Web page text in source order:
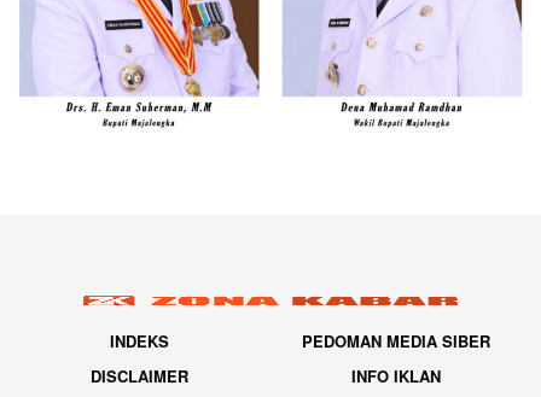
INDEKS
PEDOMAN MEDIA SIBER
DISCLAIMER
INFO IKLAN